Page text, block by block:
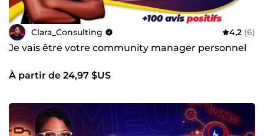
Clara_Consulting 4,2 (6)
Je vais être votre community manager personnel
À partir de 24,97 $US